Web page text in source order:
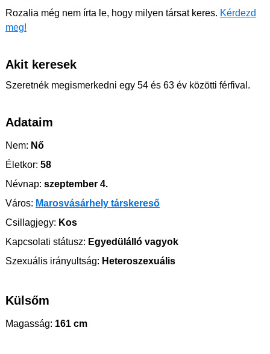
Rozalia még nem írta le, hogy milyen társat keres. Kérdezd
meg!
Akit keresek
Szeretnék megismerkedni egy 54 és 63 év közötti férfival.
Adataim
Nem: Nő
Életkor: 58
Névnap: szeptember 4.
Város: Marosvásárhely társkereső
Csillagjegy: Kos
Kapcsolati státusz: Egyedülálló vagyok
Szexuális irányultság: Heteroszexuális
Külsőm
Magasság: 161 cm